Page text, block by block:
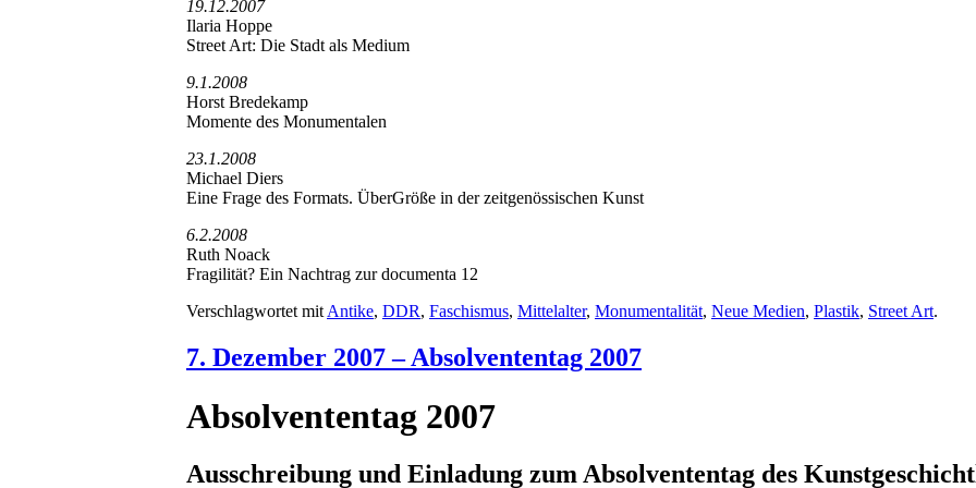
19.12.2007
Ilaria Hoppe
Street Art: Die Stadt als Medium
9.1.2008
Horst Bredekamp
Momente des Monumentalen
23.1.2008
Michael Diers
Eine Frage des Formats. ÜberGröße in der zeitgenössischen Kunst
6.2.2008
Ruth Noack
Fragilität? Ein Nachtrag zur documenta 12
Verschlagwortet mit Antike, DDR, Faschismus, Mittelalter, Monumentalität, Neue Medien, Plastik, Street Art.
7. Dezember 2007 – Absolvententag 2007
Absolvententag 2007
Ausschreibung und Einladung zum Absolvententag des